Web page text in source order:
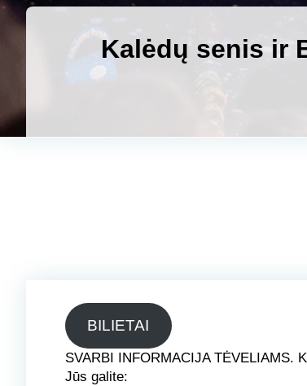
Kalėdų senis ir
BILIETAI
SVARBI INFORMACIJA TĖVELIAMS.
Jūs galite: